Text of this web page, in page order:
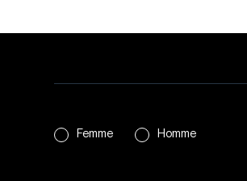
Femme Homme